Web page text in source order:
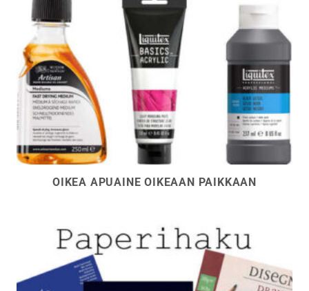
OIKEA APUAINE OIKEAAN PAIKKAAN